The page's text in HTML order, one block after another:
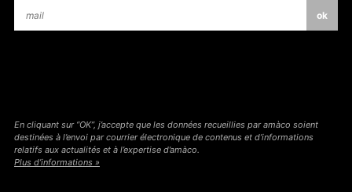
En cliquant sur “OK”, j’accepte que les données recueillies par amàco soient
destinées à l’envoi par courrier électronique de contenus et d’informations
relatifs aux actualités et à l’expertise d’amàco.
Plus d’informations »